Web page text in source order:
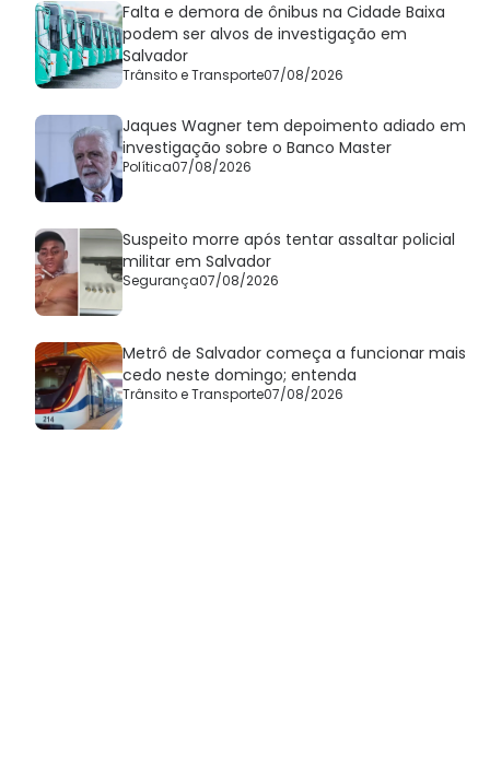
Falta e demora de ônibus na Cidade Baixa
podem ser alvos de investigação em
Salvador
Trânsito e Transporte07/08/2026
Jaques Wagner tem depoimento adiado em
investigação sobre o Banco Master
Política07/08/2026
Suspeito morre após tentar assaltar policial
militar em Salvador
Segurança07/08/2026
Metrô de Salvador começa a funcionar mais
cedo neste domingo; entenda
Trânsito e Transporte07/08/2026